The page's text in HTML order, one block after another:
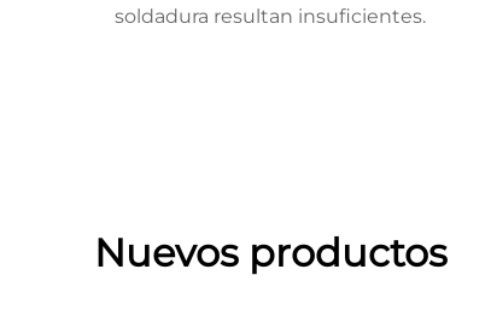
soldadura resultan insuficientes.
Nuevos productos